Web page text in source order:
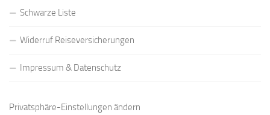
Schwarze Liste
Widerruf Reiseversicherungen
Impressum & Datenschutz
Privatsphäre-Einstellungen ändern